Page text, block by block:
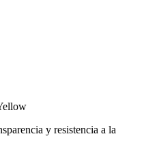
y resistencia a la